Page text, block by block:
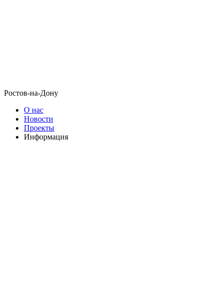
Ростов-на-Дону
О нас
Новости
Проекты
Информация